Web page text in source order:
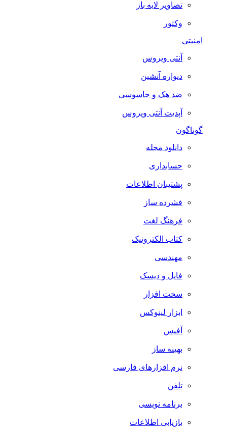
تصاویر لایه باز
وکتور
امنیتی
آنتی ویروس
دیواره آتشین
ضد هک و جاسوسی
آپدیت آنتی ویروس
گوناگون
دانلود مجله
حسابداری
پشتیبان اطلاعات
فشرده ساز
فرهنگ لغت
کتاب الکترونیک
مهندسی
فایل و دیسک
سخت افزار
ابزار لینوکس
آفیس
بهینه ساز
نرم افزارهای فارسی
تلفن
برنامه نویسی
بازیابی اطلاعات